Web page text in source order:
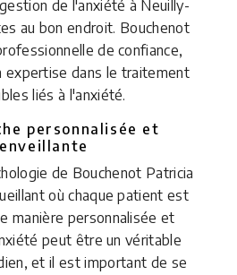
de l'anxiété à Neuilly-
au bon endroit. Bouchenot
de confiance,
expertise dans le traitement
liés à l'anxiété.
personnalisée et
de Bouchenot Patricia
où chaque patient est
manière personnalisée et
peut être un véritable
et il est important de se